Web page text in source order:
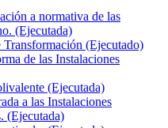
a normativa de las
(Ejecutada)
(Ejecutado)
de las Instalaciones
(Ejecutada)
a las Instalaciones
(Ejecutada)